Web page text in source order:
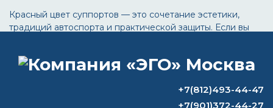
Красный цвет суппортов — это сочетание эстетики,
традиций автоспорта и практической защиты. Если вы
составы и соблюдайте технологию подготовки
внешний вид, но и долговечность покрытия.+7(812)493-44-47
+7(901)372-44-27